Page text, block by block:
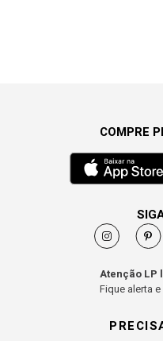
COMPRE
Atenção LP
Fique alerta